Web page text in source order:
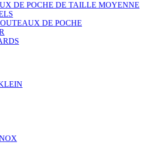
DE POCHE DE TAILLE MOYENNE
DE POCHE